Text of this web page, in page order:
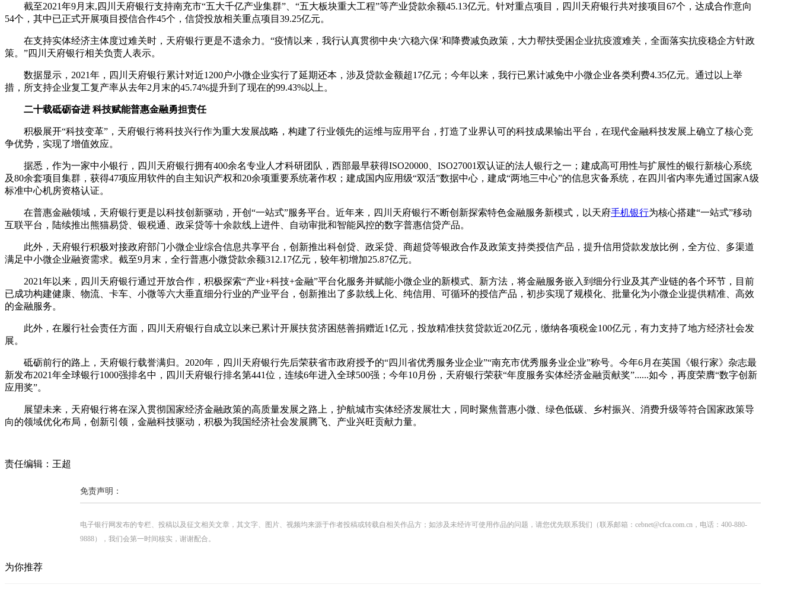
截至2021年9月末,四川天府银行支持南充市“五大千亿产业集群”、“五大板块重大工程”等产业贷款余额45.13亿元。针对重点项目，四川天府银行共对接项目67个，达成合作意向
54个，其中已正式开展项目授信合作45个，信贷投放相关重点项目39.25亿元。
在支持实体经济主体度过难关时，天府银行更是不遗余力。“疫情以来，我行认真贯彻中央‘六稳六保’和降费减负政策，大力帮扶受困企业抗疫渡难关，全面落实抗疫稳企方针政
策。”四川天府银行相关负责人表示。
数据显示，2021年，四川天府银行累计对近1200户小微企业实行了延期还本，涉及贷款金额超17亿元；今年以来，我行已累计减免中小微企业各类利费4.35亿元。通过以上举
措，所支持企业复工复产率从去年2月末的45.74%提升到了现在的99.43%以上。
二十载砥砺奋进 科技赋能普惠金融勇担责任
积极展开“科技变革”，天府银行将科技兴行作为重大发展战略，构建了行业领先的运维与应用平台，打造了业界认可的科技成果输出平台，在现代金融科技发展上确立了核心竞
争优势，实现了增值效应。
据悉，作为一家中小银行，四川天府银行拥有400余名专业人才科研团队，西部最早获得ISO20000、ISO27001双认证的法人银行之一；建成高可用性与扩展性的银行新核心系统
及80余套项目集群，获得47项应用软件的自主知识产权和20余项重要系统著作权；建成国内应用级“双活”数据中心，建成“两地三中心”的信息灾备系统，在四川省内率先通过国家A级
标准中心机房资格认证。
在普惠金融领域，天府银行更是以科技创新驱动，开创“一站式”服务平台。近年来，四川天府银行不断创新探索特色金融服务新模式，以天府手机银行为核心搭建“一站式”移动
互联平台，陆续推出熊猫易贷、银税通、政采贷等十余款线上进件、自动审批和智能风控的数字普惠信贷产品。
此外，天府银行积极对接政府部门小微企业综合信息共享平台，创新推出科创贷、政采贷、商超贷等银政合作及政策支持类授信产品，提升信用贷款发放比例，全方位、多渠道
满足中小微企业融资需求。截至9月末，全行普惠小微贷款余额312.17亿元，较年初增加25.87亿元。
2021年以来，四川天府银行通过开放合作，积极探索“产业+科技+金融”平台化服务并赋能小微企业的新模式、新方法，将金融服务嵌入到细分行业及其产业链的各个环节，目前
已成功构建健康、物流、卡车、小微等六大垂直细分行业的产业平台，创新推出了多款线上化、纯信用、可循环的授信产品，初步实现了规模化、批量化为小微企业提供精准、高效
的金融服务。
此外，在履行社会责任方面，四川天府银行自成立以来已累计开展扶贫济困慈善捐赠近1亿元，投放精准扶贫贷款近20亿元，缴纳各项税金100亿元，有力支持了地方经济社会发
展。
砥砺前行的路上，天府银行载誉满归。2020年，四川天府银行先后荣获省市政府授予的“四川省优秀服务业企业”“南充市优秀服务业企业”称号。今年6月在英国《银行家》杂志最
新发布2021年全球银行1000强排名中，四川天府银行排名第441位，连续6年进入全球500强；今年10月份，天府银行荣获“年度服务实体经济金融贡献奖”......如今，再度荣膺“数字创新
应用奖”。
展望未来，天府银行将在深入贯彻国家经济金融政策的高质量发展之路上，护航城市实体经济发展壮大，同时聚焦普惠小微、绿色低碳、乡村振兴、消费升级等符合国家政策导
向的领域优化布局，创新引领，金融科技驱动，积极为我国经济社会发展腾飞、产业兴旺贡献力量。
责任编辑：王超
免责声明：
电子银行网发布的专栏、投稿以及征文相关文章，其文字、图片、视频均来源于作者投稿或转载自相关作品方；如涉及未经许可使用作品的问题，请您优先联系我们（联系邮箱：cebnet@cfca.com.cn，电话：400-880-
9888），我们会第一时间核实，谢谢配合。
为你推荐